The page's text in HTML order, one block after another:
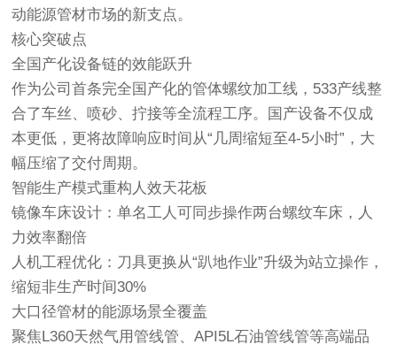
动能源管材市场的新支点。
核心突破点
全国产化设备链的效能跃升
作为公司首条完全国产化的管体螺纹加工线，533产线整
合了车丝、喷砂、拧接等全流程工序。国产设备不仅成
本更低，更将故障响应时间从“几周缩短至4-5小时”，大
幅压缩了交付周期。
智能生产模式重构人效天花板
镜像车床设计：单名工人可同步操作两台螺纹车床，人
力效率翻倍
人机工程优化：刀具更换从“趴地作业”升级为站立操作，
缩短非生产时间30%
大口径管材的能源场景全覆盖
聚焦L360天然气用管线管、API5L石油管线管等高端品